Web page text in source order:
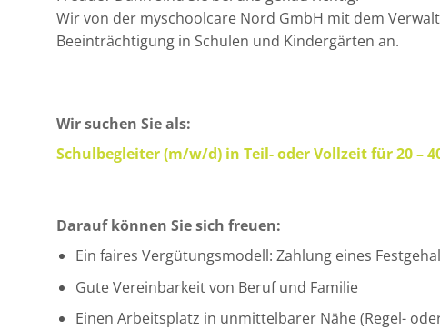
Wir von der myschoolcare Nord GmbH mit dem
Beeinträchtigung in Schulen und Kindergärten an.
Wir suchen Sie als:
Schulbegleiter (m/w/d) in Teil- oder Vollzeit für 20 –
Darauf können Sie sich freuen:
Ein faires Vergütungsmodell: Zahlung eines
Gute Vereinbarkeit von Beruf und Familie
Einen Arbeitsplatz in unmittelbarer Nähe (Regel-